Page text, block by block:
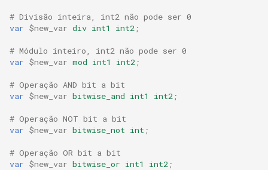
uuid
validation
vhost
waf
# Divisão inteira, int2 não pode ser 0
var $new_var div int1 int2 ;
# Módulo inteiro, int2 não pode ser 0
var $new_var mod int1 int2 ;
# Operação AND bit a bit
var $new_var bitwise_and int1 int2 ;
# Operação NOT bit a bit
var $new_var bitwise_not int ;
# Operação OR bit a bit
var $new_var bitwise_or int1 int2 ;